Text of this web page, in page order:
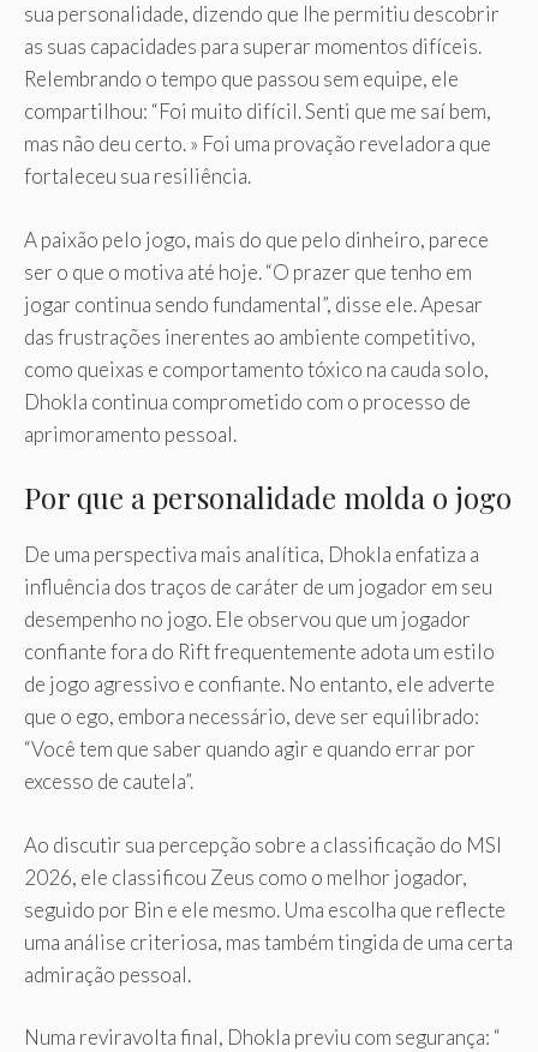
sua personalidade, dizendo que lhe permitiu descobrir
as suas capacidades para superar momentos difíceis.
Relembrando o tempo que passou sem equipe, ele
compartilhou: “Foi muito difícil. Senti que me saí bem,
mas não deu certo. » Foi uma provação reveladora que
fortaleceu sua resiliência.
A paixão pelo jogo, mais do que pelo dinheiro, parece
ser o que o motiva até hoje. “O prazer que tenho em
jogar continua sendo fundamental”, disse ele. Apesar
das frustrações inerentes ao ambiente competitivo,
como queixas e comportamento tóxico na cauda solo,
Dhokla continua comprometido com o processo de
aprimoramento pessoal.
Por que a personalidade molda o jogo
De uma perspectiva mais analítica, Dhokla enfatiza a
influência dos traços de caráter de um jogador em seu
desempenho no jogo. Ele observou que um jogador
confiante fora do Rift frequentemente adota um estilo
de jogo agressivo e confiante. No entanto, ele adverte
que o ego, embora necessário, deve ser equilibrado:
“Você tem que saber quando agir e quando errar por
excesso de cautela”.
Ao discutir sua percepção sobre a classificação do MSI
2026, ele classificou Zeus como o melhor jogador,
seguido por Bin e ele mesmo. Uma escolha que reflecte
uma análise criteriosa, mas também tingida de uma certa
admiração pessoal.
Numa reviravolta final, Dhokla previu com segurança: “